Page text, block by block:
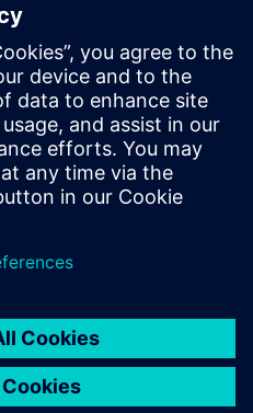
aprofundadas sobre os
objetivos e cenário
em workshops para que os
o máximo valor para
de co-criação